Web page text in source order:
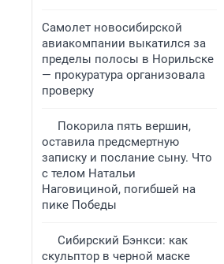
Самолет новосибирской
авиакомпании выкатился за
пределы полосы в Норильске
— прокуратура организовала
проверку
Покорила пять вершин,
оставила предсмертную
записку и послание сыну. Что
с телом Натальи
Наговициной, погибшей на
пике Победы
Сибирский Бэнкси: как
скульптор в черной маске